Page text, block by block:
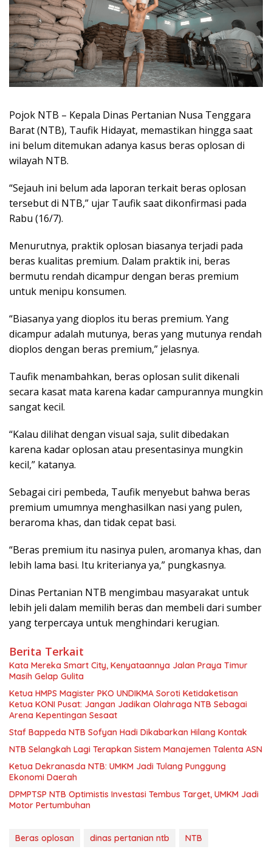
Pojok NTB – Kepala Dinas Pertanian Nusa Tenggara
Barat (NTB), Taufik Hidayat, memastikan hingga saat
ini belum ditemukan adanya kasus beras oplosan di
wilayah NTB.
“Sejauh ini belum ada laporan terkait beras oplosan
tersebut di NTB,” ujar Taufik saat dikonfirmasi pada
Rabu (16/7).
Menurutnya, praktik oplosan biasanya terjadi pada
beras kualitas premium. Dalam praktik ini, beras
bermutu rendah dicampur dengan beras premium
untuk menipu konsumen.
“Biasanya yang dioplos itu beras premium. Yang
dicampur adalah mutunya, beras yang mutunya rendah
dioplos dengan beras premium,” jelasnya.
Taufik menambahkan, beras oplosan sulit dikenali
secara kasat mata karena kadar campurannya mungkin
sangat kecil.
“Kalau dilihat dengan visual saja, sulit dibedakan
karena kadar oplosan atau presentasinya mungkin
kecil,” katanya.
Sebagai ciri pembeda, Taufik menyebut bahwa beras
premium umumnya menghasilkan nasi yang pulen,
beraroma khas, dan tidak cepat basi.
“Beras premium itu nasinya pulen, aromanya khas, dan
lebih lama basi. Itu kriterianya ya,” pungkasnya.
Dinas Pertanian NTB mengimbau masyarakat untuk
lebih jeli dalam memilih beras dan membeli dari sumber
yang terpercaya untuk menghindari kerugian.
Berita Terkait
Kata Mereka Smart City, Kenyataannya Jalan Praya Timur
Masih Gelap Gulita
Ketua HMPS Magister PKO UNDIKMA Soroti Ketidaketisan
Ketua KONI Pusat: Jangan Jadikan Olahraga NTB Sebagai
Arena Kepentingan Sesaat
Staf Bappeda NTB Sofyan Hadi Dikabarkan Hilang Kontak
NTB Selangkah Lagi Terapkan Sistem Manajemen Talenta ASN
Ketua Dekranasda NTB: UMKM Jadi Tulang Punggung
Ekonomi Daerah
DPMPTSP NTB Optimistis Investasi Tembus Target, UMKM Jadi
Motor Pertumbuhan
Beras oplosan dinas pertanian ntb NTB